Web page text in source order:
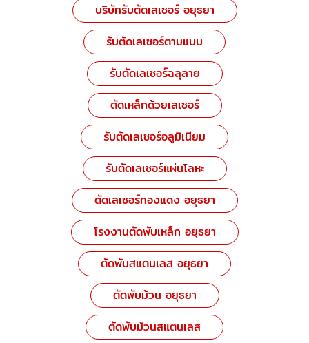
บริษัทรับตัดเลเซอร์ อยุธยา
รับตัดเลเซอร์ตามแบบ
รับตัดเลเซอร์ฉลุลาย
ตัดเหล็กด้วยเลเซอร์
รับตัดเลเซอร์อลูมิเนียม
รับตัดเลเซอร์แผ่นโลหะ
ตัดเลเซอร์ทองแดง อยุธยา
โรงงานตัดพับเหล็ก อยุธยา
ตัดพับสแตนเลส อยุธยา
ตัดพับม้วน อยุธยา
ตัดพับม้วนสแตนเลส